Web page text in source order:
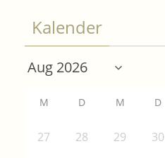
Kalender
M D M D
27 28 29 30